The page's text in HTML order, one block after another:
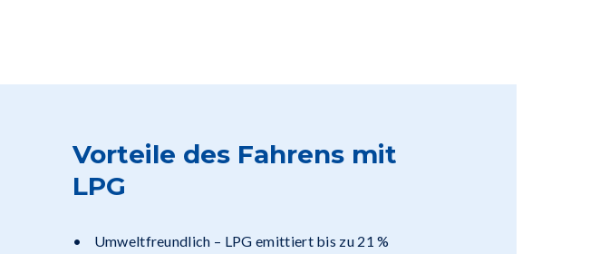
Vorteile des Fahrens mit
LPG
• Umweltfreundlich – LPG emittiert bis zu 21 %